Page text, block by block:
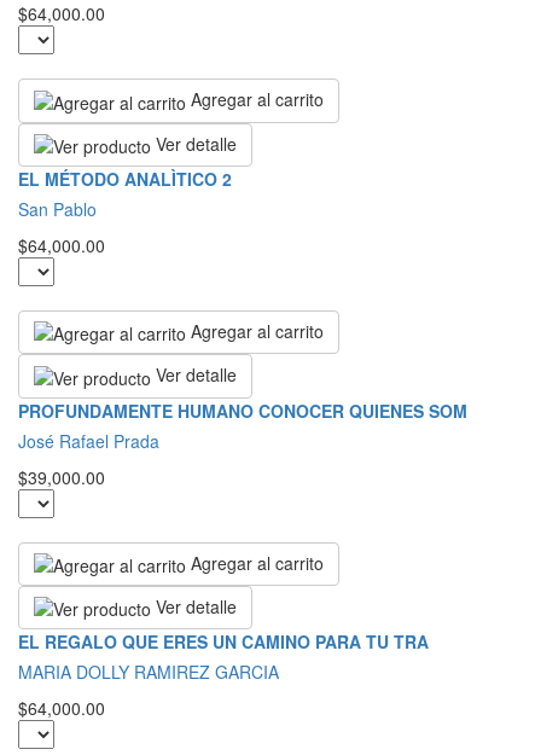
$64,000.00
Agregar al carrito
Ver detalle
EL MÉTODO ANALÌTICO 2
San Pablo
$64,000.00
Agregar al carrito
Ver detalle
PROFUNDAMENTE HUMANO CONOCER QUIENES SOM
José Rafael Prada
$39,000.00
Agregar al carrito
Ver detalle
EL REGALO QUE ERES UN CAMINO PARA TU TRA
MARIA DOLLY RAMIREZ GARCIA
$64,000.00